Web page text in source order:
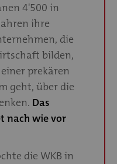
4'500 in
ihre
die
bilden,
prekären
geht, über die
Das
nach wie vor
die WKB in